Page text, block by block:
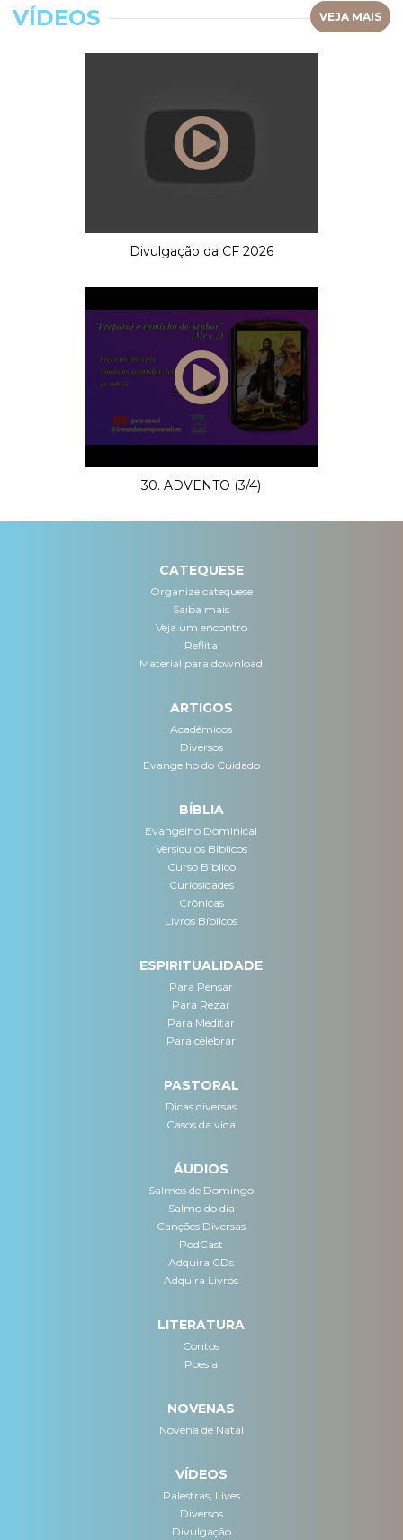
VÍDEOS VEJA MAIS
Divulgação da CF 2026
30. ADVENTO (3/4)
CATEQUESE
Organize catequese
Saiba mais
Veja um encontro
Reflita
Material para download
ARTIGOS
Acadêmicos
Diversos
Evangelho do Cuidado
BÍBLIA
Evangelho Dominical
Versículos Bíblicos
Curso Bíblico
Curiosidades
Crônicas
Livros Bíblicos
ESPIRITUALIDADE
Para Pensar
Para Rezar
Para Meditar
Para celebrar
PASTORAL
Dicas diversas
Casos da vida
ÁUDIOS
Salmos de Domingo
Salmo do dia
Canções Diversas
PodCast
Adquira CDs
Adquira Livros
LITERATURA
Contos
Poesia
NOVENAS
Novena de Natal
VÍDEOS
Palestras, Lives
Diversos
Divulgação